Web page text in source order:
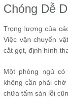
Chóng Dễ
Trọng lượng của
Việc vận chuyển
cắt gọt, định hình
Một phòng ngủ
không cần phải
chữa tấm sàn lỗi